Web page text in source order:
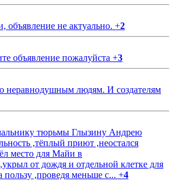
объявление не актуально. +2
объявление пожалуйста +3
неравнодушным людям. И создателям
тюрьмы Глызину Андрею
,тёплый приют ,неостался
место для Майи в
от дождя и отдельной клетке для
,проведя меньше с... +4